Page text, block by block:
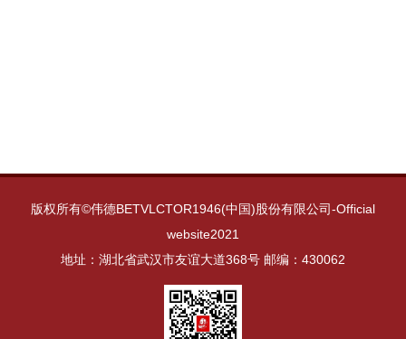
版权所有©伟德BETVLCTOR1946(中国)股份有限公司-Official
website2021
地址：湖北省武汉市友谊大道368号 邮编：430062